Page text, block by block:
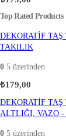
Top Rated Products
DEKORATİF
TAKILIK
0 5 üzerinden
₺179,00
DEKORATİF
ALTLIĞI, VAZO
0 5 üzerinden